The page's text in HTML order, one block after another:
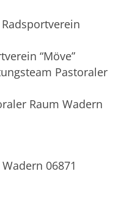
“Möve”
Pastoraler
Raum Wadern
06871